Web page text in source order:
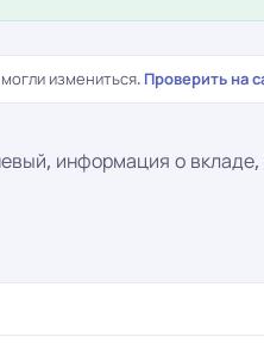
измениться. Проверить на
информация о